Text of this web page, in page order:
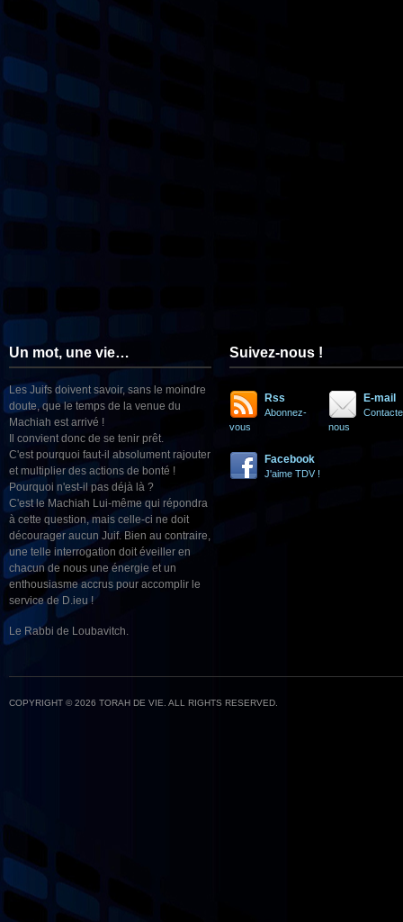
Un mot, une vie…
Les Juifs doivent savoir, sans le moindre
doute, que le temps de la venue du
Machiah est arrivé !
Il convient donc de se tenir prêt.
C'est pourquoi faut-il absolument rajouter
et multiplier des actions de bonté !
Pourquoi n'est-il pas déjà là ?
C'est le Machiah Lui-même qui répondra
à cette question, mais celle-ci ne doit
décourager aucun Juif. Bien au contraire,
une telle interrogation doit éveiller en
chacun de nous une énergie et un
enthousiasme accrus pour accomplir le
service de D.ieu !
Le Rabbi de Loubavitch.
Suivez-nous !
Rss
Abonnez-
vous
E-mail
nous
Facebook
J'aime TDV !
COPYRIGHT © 2026 TORAH DE VIE. ALL RIGHTS RESERVED.